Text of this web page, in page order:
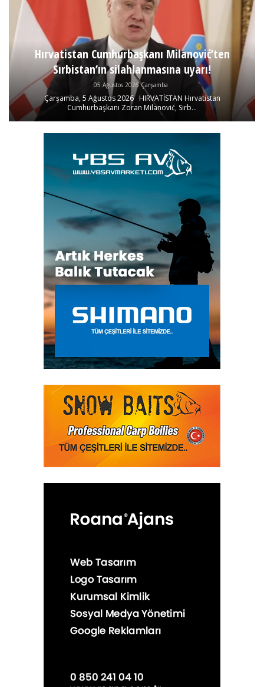
Hırvatistan Cumhurbaşkanı Milanović’ten
Sırbistan’ın silahlanmasına uyarı!
05 Ağustos 2026 Çarşamba
Çarşamba, 5 Ağustos 2026 HIRVATİSTAN Hırvatistan
Cumhurbaşkanı Zoran Milanović, Sırb...